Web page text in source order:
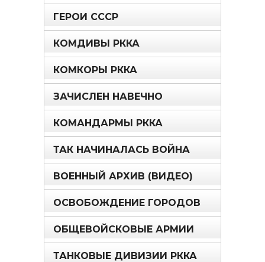
ГЕРОИ СССР
КОМДИВЫ РККА
КОМКОРЫ РККА
ЗАЧИСЛЕН НАВЕЧНО
КОМАНДАРМЫ РККА
ТАК НАЧИНАЛАСЬ ВОЙНА
ВОЕННЫЙ АРХИВ (ВИДЕО)
ОСВОБОЖДЕНИЕ ГОРОДОВ
ОБЩЕВОЙСКОВЫЕ АРМИИ
ТАНКОВЫЕ ДИВИЗИИ РККА